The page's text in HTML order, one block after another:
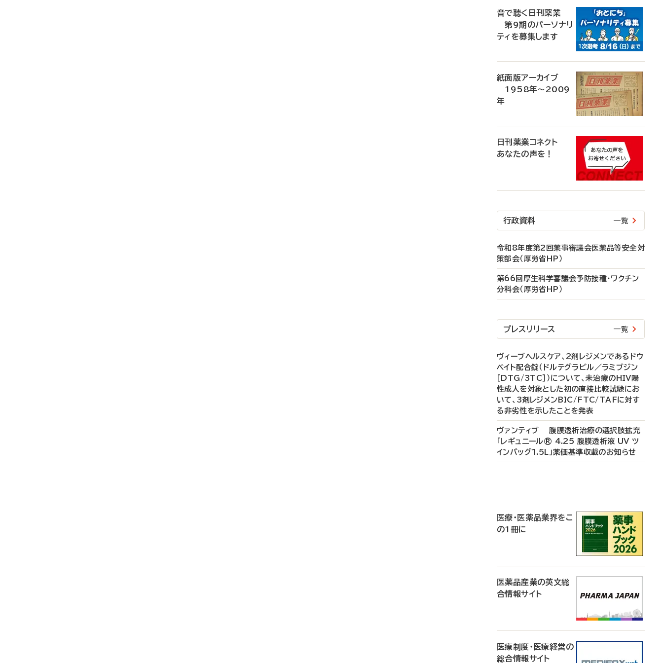
音で聴く日刊薬業
第9期のパーソナリ
ティを募集します
紙面版アーカイブ
1958年～2009
年
日刊薬業コネクト
あなたの声を！
行政資料 一覧
令和8年度第2回薬事審議会医薬品等安全対
策部会（厚労省HP）
第66回厚生科学審議会予防接種・ワクチン
分科会（厚労省HP）
プレスリリース 一覧
ヴィーブヘルスケア、2剤レジメンであるドウ
ベイト配合錠（ドルテグラビル／ラミブジン
［DTG/3TC］）について、未治療のHIV陽
性成人を対象とした初の直接比較試験にお
いて、3剤レジメンBIC/FTC/TAFに対す
る非劣性を示したことを発表
ヴァンティブ 腹膜透析治療の選択肢拡充
「レギュニール® 4.25 腹膜透析液 UV ツ
インバッグ1.5L」薬価基準収載のお知らせ
医療・医薬品業界をこ
の1冊に
医薬品産業の英文総
合情報サイト
医療制度・医療経営の
総合情報サイト